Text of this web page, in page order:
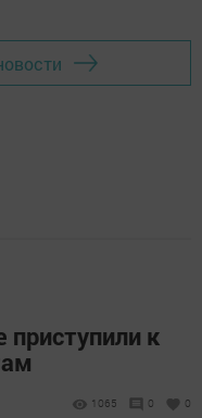
приступили к
1065 0 0